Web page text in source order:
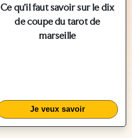
Ce qu'il faut savoir sur le dix
de coupe du tarot de
marseille
Je veux savoir